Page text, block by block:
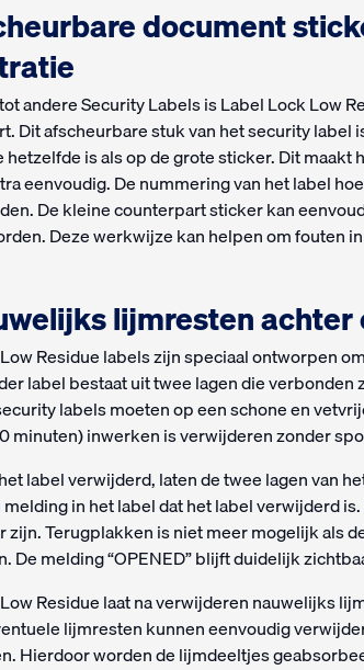
document
andere Security Labels is Label Lock Low
Dit afscheurbare stuk van het security label
is als op de grote sticker. Dit maakt
eenvoudig. De nummering van het label
De kleine counterpart sticker kan
Deze werkwijze kan helpen om fouten
lijmresten
Residue labels zijn speciaal ontworpen
label bestaat uit twee lagen die verbonden
labels moeten op een schone en
minuten) inwerken is verwijderen zonder
label verwijderd, laten de twee lagen van
in het label dat het label verwijderd
zijn. Terugplakken is niet meer mogelijk als
De melding “OPENED” blijft duidelijk
Residue laat na verwijderen nauwelijks
lijmresten kunnen eenvoudig
Hierdoor worden de lijmdeeltjes